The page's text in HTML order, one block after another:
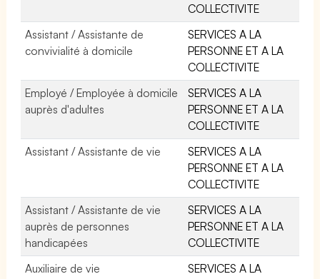
COLLECTIVITE
Assistant / Assistante de
convivialité à domicile
SERVICES A LA
PERSONNE ET A LA
COLLECTIVITE
Employé / Employée à domicile
auprès d'adultes
SERVICES A LA
PERSONNE ET A LA
COLLECTIVITE
Assistant / Assistante de vie
SERVICES A LA
PERSONNE ET A LA
COLLECTIVITE
Assistant / Assistante de vie
auprès de personnes
handicapées
SERVICES A LA
PERSONNE ET A LA
COLLECTIVITE
Auxiliaire de vie
SERVICES A LA